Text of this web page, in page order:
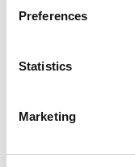
share information
Preferences
Statistics
Marketing
ทรัพยากร
Media kit
API documentation